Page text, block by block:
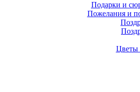
Подарки и
Пожелания и
Цветы